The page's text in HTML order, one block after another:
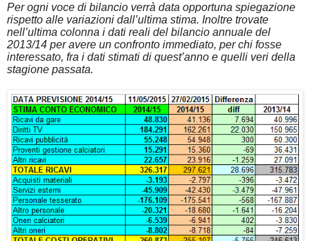
Per ogni voce di bilancio verrà data opportuna spiegazione
rispetto alle variazioni dall’ultima stima. Inoltre trovate
nell’ultima colonna i dati reali del bilancio annuale del
2013/14 per avere un confronto immediato, per chi fosse
interessato, fra i dati stimati di quest’anno e quelli veri della
stagione passata.